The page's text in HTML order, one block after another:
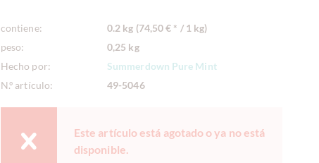
contiene:
0.2 kg (74,50 € * / 1 kg)
peso:
0,25 kg
Hecho por:
Summerdown Pure Mint
N.º artículo:
49-5046
Este artículo está agotado o ya no está
disponible.